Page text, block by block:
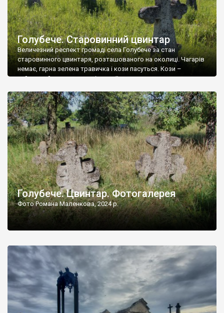
Голубече. Старовинний цвинтар
Величезний респект громаді села Голубече за стан
старовинного цвинтаря, розташованого на околиці. Чагарів
немає, гарна зелена травичка і кози пасуться. Кози –
найкращий регулятор шкідливої, для старих кладовищ,
бруньками, кози ті бруньки обгризають, бо то улюблений
делікатес. На цвинтарі у Голубечому ціла колекція
різноманітних форм хрестів. Село відносно невелике, […]
Голубече. Цвинтар. Фотогалерея
Фото Романа Маленкова, 2024 р.